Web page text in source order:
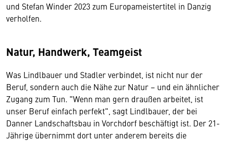
und Stefan Winder 2023 zum Europameistertitel in Danzig
verholfen.
Natur, Handwerk, Teamgeist
Was Lindlbauer und Stadler verbindet, ist nicht nur der
Beruf, sondern auch die Nähe zur Natur – und ein ähnlicher
Zugang zum Tun. "Wenn man gern draußen arbeitet, ist
unser Beruf einfach perfekt", sagt Lindlbauer, der bei
Danner Landschaftsbau in Vorchdorf beschäftigt ist. Der 21-
Jährige übernimmt dort unter anderem bereits die